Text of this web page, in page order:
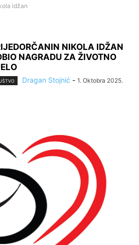
idžan
NIKOLA IDŽAN
NAGRADU ZA ŽIVOTNO
Dragan Stojnić - 1. Oktobra 2025.